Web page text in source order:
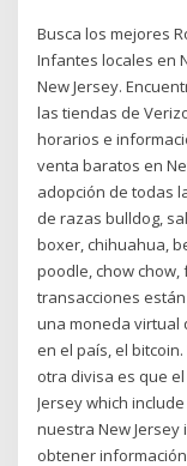
Busca los mejores
Infantes locales en
New Jersey.
las tiendas de
horarios e
venta baratos en
adopción de todas
de razas bulldog,
boxer, chihuahua,
poodle, chow
transacciones
una moneda virtual
en el país, el
otra divisa es que
Jersey which include
nuestra New
obtener